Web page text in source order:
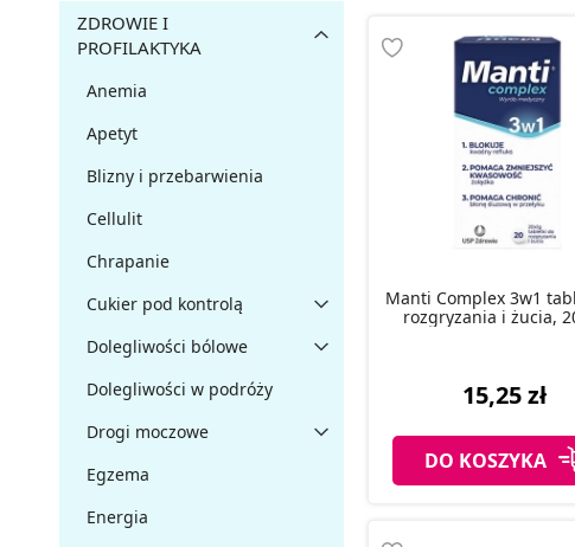
ZDROWIE I
PROFILAKTYKA
Anemia
Apetyt
Blizny i przebarwienia
Cellulit
Chrapanie
Cukier pod kontrolą
Dolegliwości bólowe
Dolegliwości w podróży
Drogi moczowe
Egzema
Energia
Manti Complex 3w1
rozgryzania i żucia,
15,25 zł
DO KOSZYKA